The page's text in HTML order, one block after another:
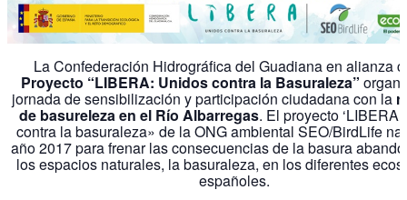
La Confederación Hidrográfica del Guadiana en alianza
Proyecto “LIBERA: Unidos contra la Basuraleza”
jornada de sensibilización y participación ciudadana con la
de basureleza en el Río Albarregas. El proyecto
contra la basuraleza» de la ONG ambiental SEO/BirdLife
año 2017 para frenar las consecuencias de la basura
los espacios naturales, la basuraleza, en los diferentes
españoles.